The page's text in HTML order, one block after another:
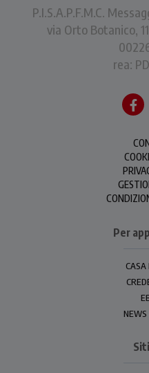
P.I.S.A.P.F.M.C.
via Orto Botanico,
rea:
Per
CASA